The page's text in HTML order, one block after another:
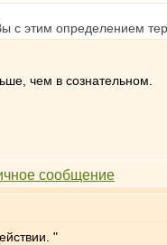
с этим определением
чем в сознательном.
"